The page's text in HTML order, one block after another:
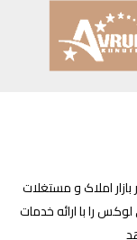
املاک و مستغلات
را با ارائه خدمات